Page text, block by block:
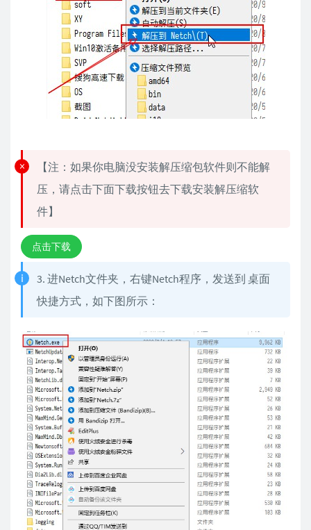
【注：如果你电脑没安装解压缩包软件则不能解
压，请点击下面下载按钮去下载安装解压缩软
件】
点击下载
3. 进Netch文件夹，右键Netch程序，发送到 桌面
快捷方式，如下图所示：